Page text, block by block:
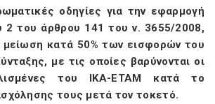
οδηγίες για την εφαρμογή
2 του άρθρου 141 του ν. 3655/2008,
κατά 50% των εισφορών του
με τις οποίες βαρύνονται οι
του ΙΚΑ-ΕΤΑΜ κατά το
τους μετά τον τοκετό.